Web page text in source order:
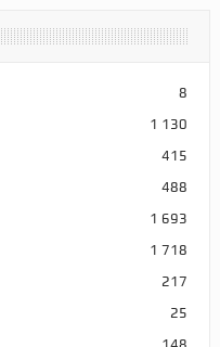
8
1 130
415
488
1 693
1 718
217
25